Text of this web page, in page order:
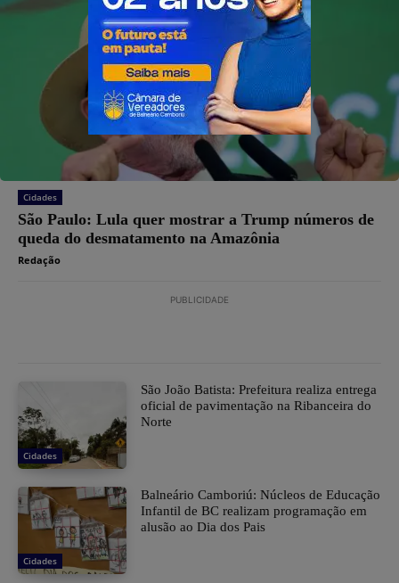
Cidades
São Paulo: Lula quer mostrar a Trump números de
queda do desmatamento na Amazônia
Redação
PUBLICIDADE
Cidades
São João Batista: Prefeitura realiza entrega
oficial de pavimentação na Ribanceira do
Norte
Cidades
Balneário Camboriú: Núcleos de Educação
Infantil de BC realizam programação em
alusão ao Dia dos Pais